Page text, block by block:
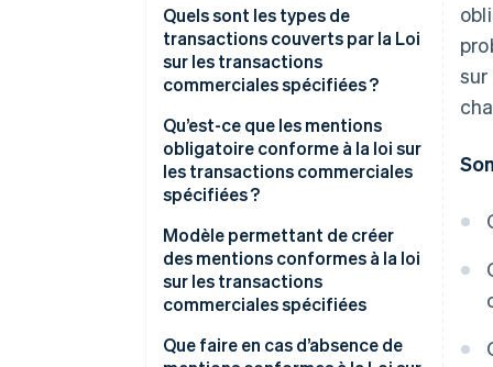
Réglementations
administratives
Règles civiles
Quels sont les types de
transactions couverts par la Loi
sur les transactions
commerciales spécifiées ?
Vente en visite
Commande par courrier
Télémarketing
Transactions de vente par
parrainage
Offre de services continus
spécifiés
Qu’est-ce que les mentions
obligatoire conforme à la loi sur
les transactions commerciales
spécifiées ?
Modèle permettant de créer
des mentions conformes à la loi
sur les transactions
commerciales spécifiées
Que faire en cas d’absence de